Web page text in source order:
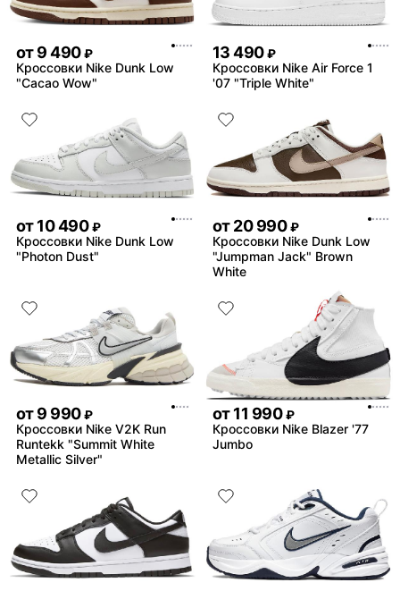
от9 490 ₽
Кроссовки Nike Dunk Low
"Cacao Wow"
13 490 ₽
Кроссовки Nike Air Force 1
'07 "Triple White"
от10 490 ₽
Кроссовки Nike Dunk Low
"Photon Dust"
от20 990 ₽
Кроссовки Nike Dunk Low
"Jumpman Jack" Brown
White
от9 990 ₽
Кроссовки Nike V2K Run
Runtekk "Summit White
Metallic Silver"
от11 990 ₽
Кроссовки Nike Blazer '77
Jumbo